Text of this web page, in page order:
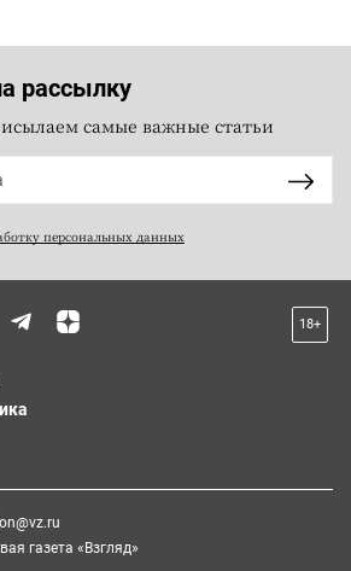
рассылку
самые важные статьи
персональных данных
18+
газета «Взгляд»